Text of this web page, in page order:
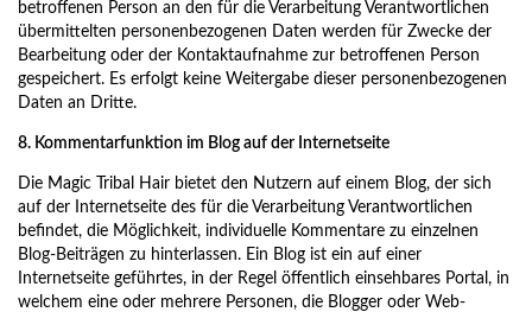
betroffenen Person an den für die Verarbeitung Verantwortlichen
übermittelten personenbezogenen Daten werden für Zwecke der
Bearbeitung oder der Kontaktaufnahme zur betroffenen Person
gespeichert. Es erfolgt keine Weitergabe dieser personenbezogenen
Daten an Dritte.
8. Kommentarfunktion im Blog auf der Internetseite
Die Magic Tribal Hair bietet den Nutzern auf einem Blog, der sich
auf der Internetseite des für die Verarbeitung Verantwortlichen
befindet, die Möglichkeit, individuelle Kommentare zu einzelnen
Blog-Beiträgen zu hinterlassen. Ein Blog ist ein auf einer
Internetseite geführtes, in der Regel öffentlich einsehbares Portal, in
welchem eine oder mehrere Personen, die Blogger oder Web-